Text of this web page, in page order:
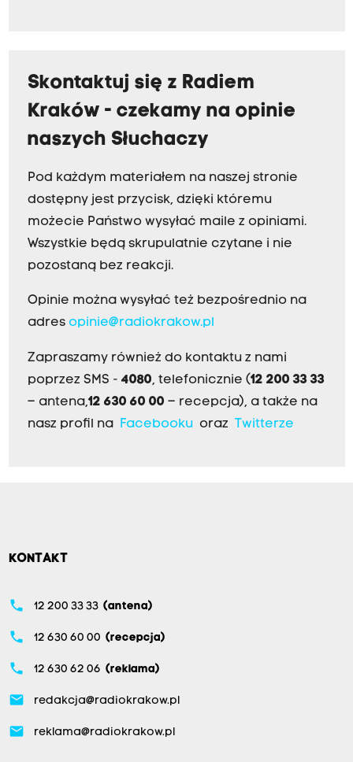
Skontaktuj się z Radiem
Kraków - czekamy na opinie
naszych Słuchaczy
Pod każdym materiałem na naszej stronie
dostępny jest przycisk, dzięki któremu
możecie Państwo wysyłać maile z opiniami.
Wszystkie będą skrupulatnie czytane i nie
pozostaną bez reakcji.
Opinie można wysyłać też bezpośrednio na
adres opinie@radiokrakow.pl
Zapraszamy również do kontaktu z nami
poprzez SMS - 4080, telefonicznie (12 200 33 33
– antena,12 630 60 00 – recepcja), a także na
nasz profil na
Facebookuoraz Twitterze
KONTAKT
phone 12 200 33 33 (antena)
phone 12 630 60 00 (recepcja)
phone 12 630 62 06 (reklama)
email redakcja@radiokrakow.pl
email reklama@radiokrakow.pl